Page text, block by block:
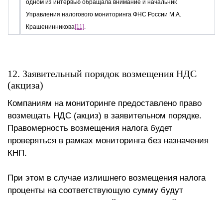
одном из интервью обращала внимание и начальник
Управления налогового мониторинга ФНС России М.А.
Крашенинникова[11].
12. Заявительный порядок возмещения НДС
(акциза)
Компаниям на мониторинге предоставлено право
возмещать НДС (акциз) в заявительном порядке.
Правомерность возмещения налога будет
проверяться в рамках мониторинга без назначения
КНП.
При этом в случае излишнего возмещения налога
проценты на соответствующую сумму будут